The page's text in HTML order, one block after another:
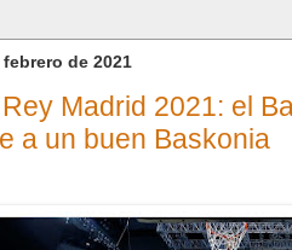
de 2021
Madrid 2021: el
a un buen Baskonia